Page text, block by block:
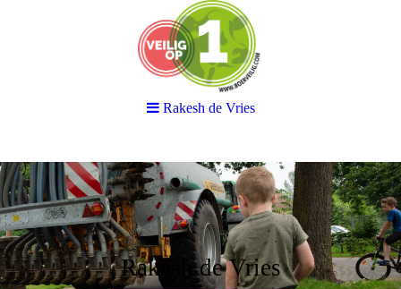
Rakesh de Vries
Rakesh de Vries